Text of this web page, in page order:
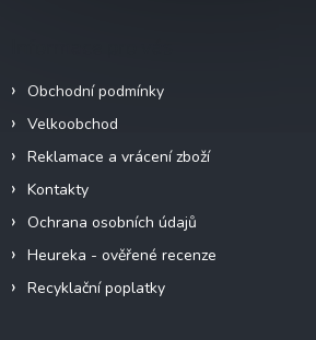
Obchodní podmínky
Velkoobchod
Reklamace a vrácení zboží
Kontakty
Ochrana osobních údajů
Heureka - ověřené recenze
Recyklační poplatky